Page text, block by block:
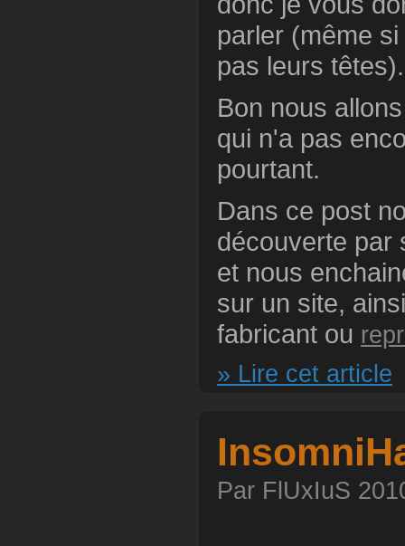
parler (même
pas leurs têtes).
Bon nous
qui n'a pas
pourtant.
Dans ce post
découverte par
et nous
sur un site,
fabricant ou
» Lire cet article
Par FlUxIuS